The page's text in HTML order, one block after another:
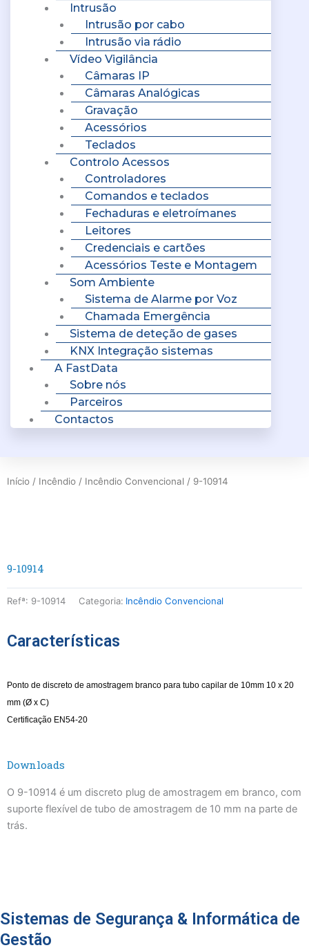
Intrusão
Intrusão por cabo
Intrusão via rádio
Vídeo Vigilância
Câmaras IP
Câmaras Analógicas
Gravação
Acessórios
Teclados
Controlo Acessos
Controladores
Comandos e teclados
Fechaduras e eletroímanes
Leitores
Credenciais e cartões
Acessórios Teste e Montagem
Som Ambiente
Sistema de Alarme por Voz
Chamada Emergência
Sistema de deteção de gases
KNX Integração sistemas
A FastData
Sobre nós
Parceiros
Contactos
Início / Incêndio / Incêndio Convencional / 9-10914
9-10914
Refª: 9-10914 Categoria: Incêndio Convencional
Características
Ponto de discreto de amostragem branco para tubo capilar de 10mm 10 x 20
mm (Ø x C)
Certificação EN54-20
Downloads
O 9-10914 é um discreto plug de amostragem em branco, com
suporte flexível de tubo de amostragem de 10 mm na parte de
trás.
Sistemas de Segurança & Informática de
Gestão